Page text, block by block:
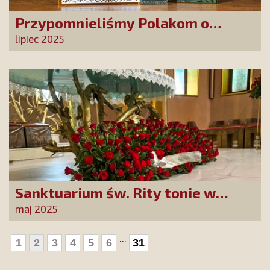
Przypomnieliśmy Polakom o
obecności Anioła Stróża!
lipiec 2025
Sanktuarium św. Rity tonie w
różach od polskich czcicieli!
maj 2025
1 2 3 4 5 6 ... 31